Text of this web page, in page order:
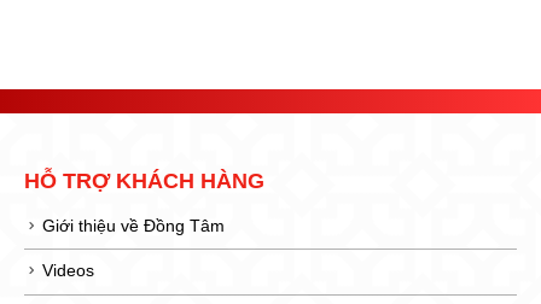
HỖ TRỢ KHÁCH HÀNG
Giới thiệu về Đồng Tâm
Videos